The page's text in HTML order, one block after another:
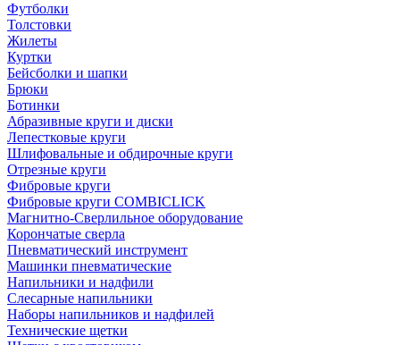
Футболки
Толстовки
Жилеты
Куртки
Бейсболки и шапки
Брюки
Ботинки
Абразивные круги и диски
Лепестковые круги
Шлифовальные и обдирочные круги
Отрезные круги
Фибровые круги
Фибровые круги COMBICLICK
Магнитно-Сверлильное оборудование
Корончатые сверла
Пневматический инструмент
Машинки пневматические
Напильники и надфили
Слесарные напильники
Наборы напильников и надфилей
Технические щетки